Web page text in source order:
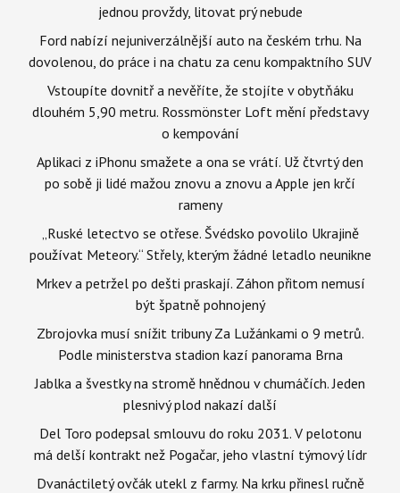
jednou provždy, litovat prý nebude
Ford nabízí nejuniverzálnější auto na českém trhu. Na
dovolenou, do práce i na chatu za cenu kompaktního SUV
Vstoupíte dovnitř a nevěříte, že stojíte v obytňáku
dlouhém 5,90 metru. Rossmönster Loft mění představy
o kempování
Aplikaci z iPhonu smažete a ona se vrátí. Už čtvrtý den
po sobě ji lidé mažou znovu a znovu a Apple jen krčí
rameny
„Ruské letectvo se otřese. Švédsko povolilo Ukrajině
používat Meteory.“ Střely, kterým žádné letadlo neunikne
Mrkev a petržel po dešti praskají. Záhon přitom nemusí
být špatně pohnojený
Zbrojovka musí snížit tribuny Za Lužánkami o 9 metrů.
Podle ministerstva stadion kazí panorama Brna
Jablka a švestky na stromě hnědnou v chumáčích. Jeden
plesnivý plod nakazí další
Del Toro podepsal smlouvu do roku 2031. V pelotonu
má delší kontrakt než Pogačar, jeho vlastní týmový lídr
Dvanáctiletý ovčák utekl z farmy. Na krku přinesl ručně